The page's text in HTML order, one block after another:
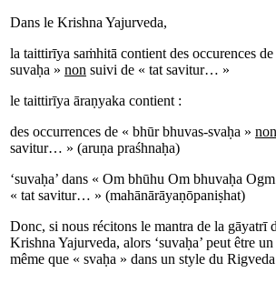
Dans le Krishna Yajurveda,
la taittirīya saṁhitā contient des occurences
suvaḥa » non suivi de « tat savitur… »
le taittirīya āraṇyaka contient :
des occurrences de « bhūr bhuvas-svaḥa » non
savitur… » (aruṇa praśhnaḥa)
‘suvaḥa’ dans « Om bhūhu Om bhuvaḥa
« tat savitur… » (mahānārāyaṇōpaniṣhat)
Donc, si nous récitons le mantra de la gāyatrī
Krishna Yajurveda, alors ‘suvaḥa’ peut être
même que « svaḥa » dans un style du